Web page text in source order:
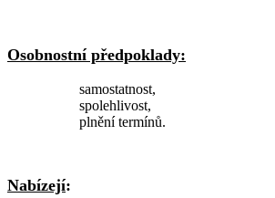
Osobnostní předpoklady:
samostatnost,
spolehlivost,
plnění termínů.
Nabízejí: